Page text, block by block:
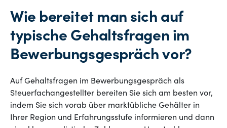
Wie bereitet man sich auf
typische Gehaltsfragen im
Bewerbungsgespräch vor?
Auf Gehaltsfragen im Bewerbungsgespräch als
Steuerfachangestellter bereiten Sie sich am besten vor,
indem Sie sich vorab über marktübliche Gehälter in
Ihrer Region und Erfahrungsstufe informieren und dann